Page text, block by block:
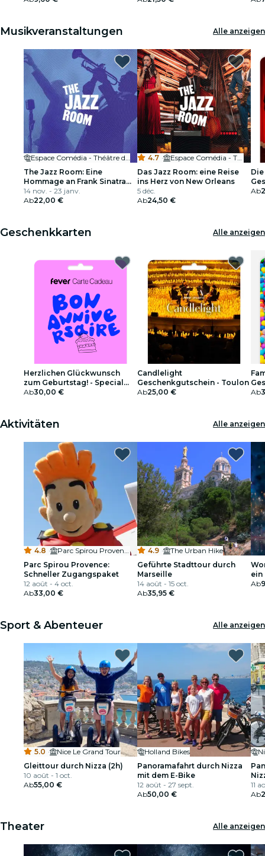
Musikveranstaltungen Alle anzeigen
The Jazz Room: Eine
Hommage an Frank Sinatra
und Louis Armstrong
14 nov. - 23 janv.
Ab22,00 €
4.7 ·
Espace Comédia - Théâtre de la Méditerranée
Das Jazz Room: eine Reise
ins Herz von New Orleans
5 déc.
Ab24,50 €
Ab
Geschenkkarten Alle anzeigen
Herzlichen Glückwunsch
zum Geburtstag! - Special
Edition Geschenkgutschein
Ab30,00 €
Candlelight
Geschenkgutschein - Toulon
Ab25,00 €
Ab
Aktivitäten Alle anzeigen
4.8 ·
Parc Spirou Provence:
Schneller Zugangspaket
12 août - 4 oct.
Ab33,00 €
4.9 ·
The Urban Hike
Geführte Stadttour durch
Marseille
14 août - 15 oct.
Ab35,95 €
ein
Ab
Sport & Abenteuer Alle anzeigen
5.0 ·
Nice Le Grand Tour
Gleittour durch Nizza (2h)
10 août - 1 oct.
Ab55,00 €
Holland Bikes
Panoramafahrt durch Nizza
mit dem E-Bike
12 août - 27 sept.
Ab50,00 €
11
Ab
Theater Alle anzeigen